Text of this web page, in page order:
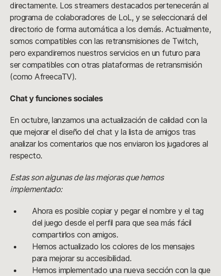
directamente. Los streamers destacados pertenecerán al
programa de colaboradores de LoL, y se seleccionará del
directorio de forma automática a los demás. Actualmente,
somos compatibles con las retransmisiones de Twitch,
pero expandiremos nuestros servicios en un futuro para
ser compatibles con otras plataformas de retransmisión
(como AfreecaTV).
Chat y funciones sociales
En octubre, lanzamos una actualización de calidad con la
que mejorar el diseño del chat y la lista de amigos tras
analizar los comentarios que nos enviaron los jugadores al
respecto.
Estas son algunas de las mejoras que hemos
implementado:
Ahora es posible copiar y pegar el nombre y el tag
del juego desde el perfil para que sea más fácil
compartirlos con amigos.
Hemos actualizado los colores de los mensajes
para mejorar su accesibilidad.
Hemos implementado una nueva sección con la que